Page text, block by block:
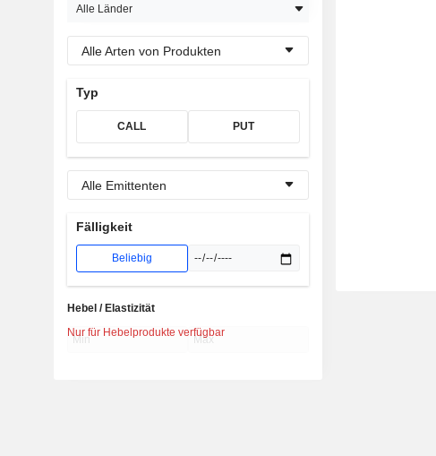
Alle Länder
Alle Arten von Produkten
Typ
CALL PUT
Alle Emittenten
Fälligkeit
Beliebig
Nur für Hebelprodukte verfügbar
Hebel / Elastizität